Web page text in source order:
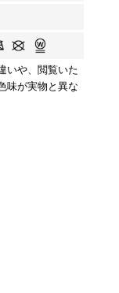
いや、閲覧いた
味が実物と異な